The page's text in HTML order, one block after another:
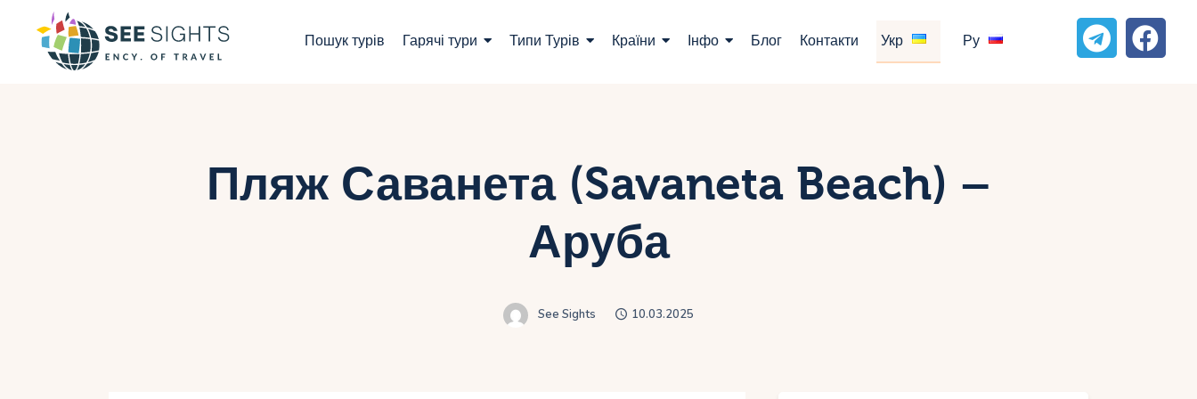
Пошук турів Гарячі тури Типи Турів Країни Інфо Блог Контакти Укр Ру
Інфо
Контакти
Пляж Саванета (Savaneta Beach) –
Аруба
See Sights 10.03.2025